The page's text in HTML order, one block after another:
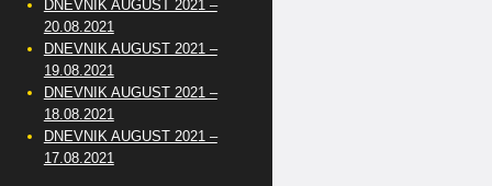
DNEVNIK AUGUST 2021 –
20.08.2021
DNEVNIK AUGUST 2021 –
19.08.2021
DNEVNIK AUGUST 2021 –
18.08.2021
DNEVNIK AUGUST 2021 –
17.08.2021